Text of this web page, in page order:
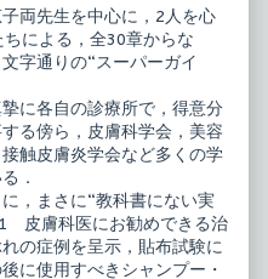
両先生を中心に，2人を心
による，全30章からな
字通りの“スーパーガイ
に各自の診療所で，得意分
る傍ら，皮膚科学会，美容
触皮膚炎学会など多くの学
．
，まさに“教科書にない実
皮膚科医にお勧めできる治
の症例を呈示，貼布試験に
に使用すべきシャンプー・